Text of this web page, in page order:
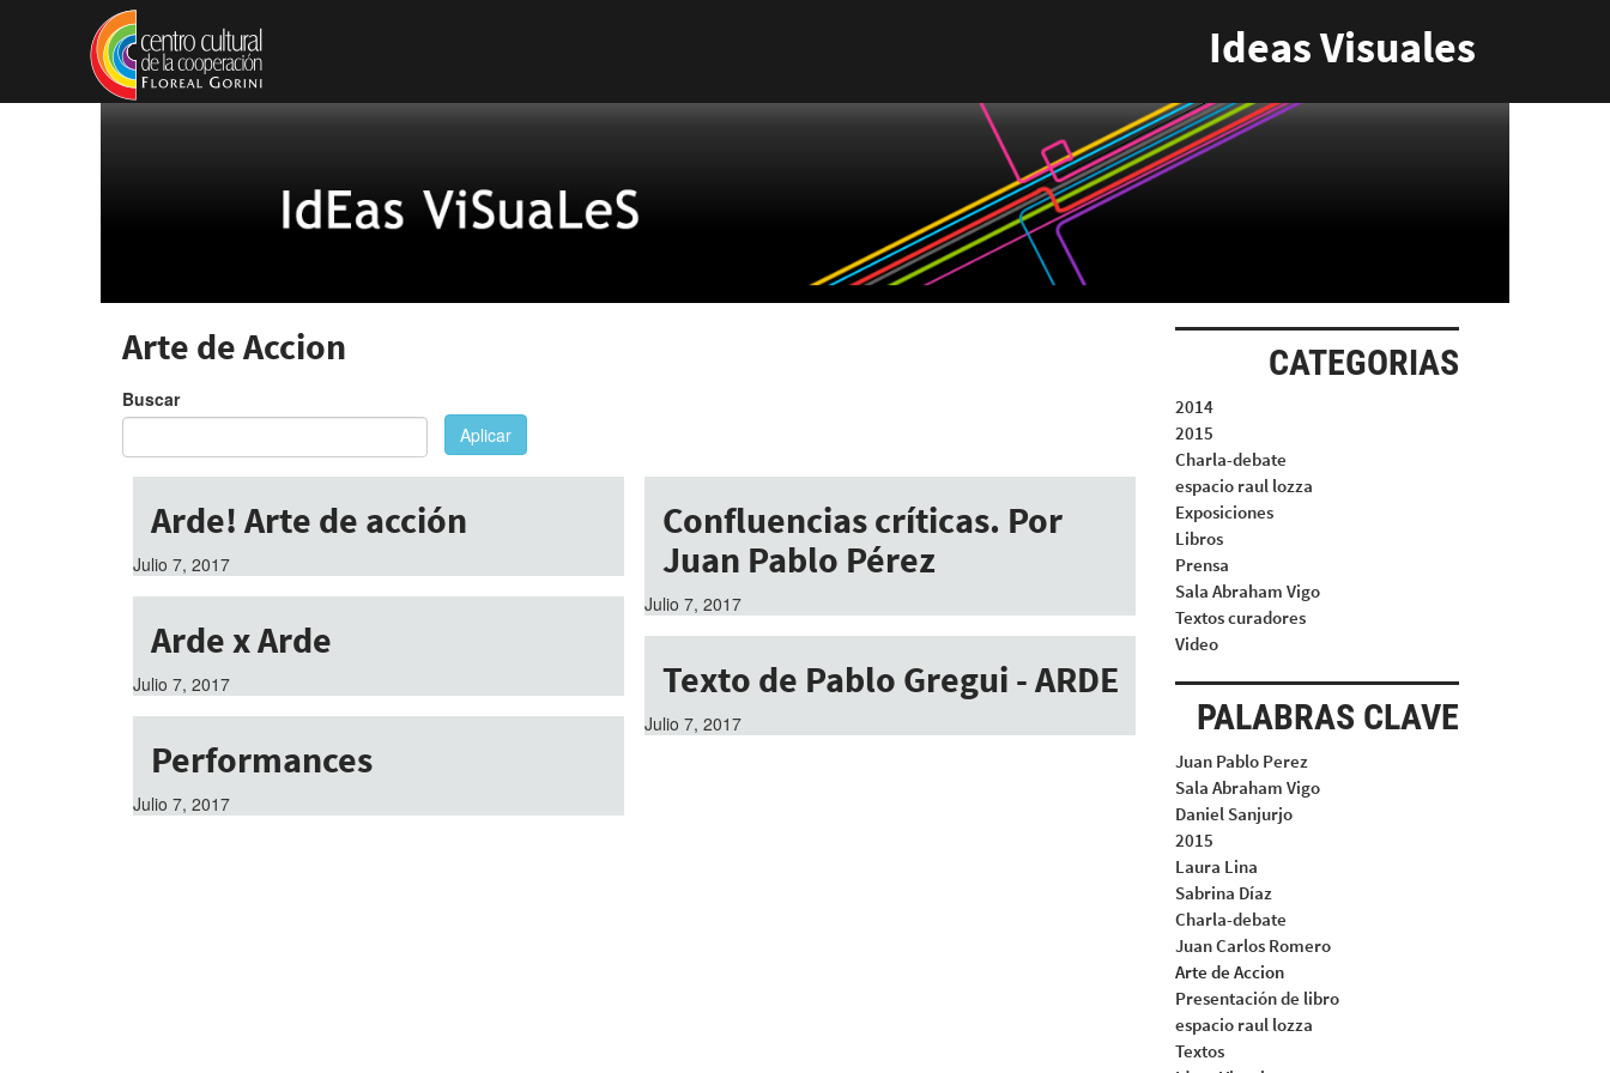
Pasar al contenido principal
Ideas Visuales
Arte de Accion
Buscar
Aplicar
Arde! Arte de acción
Julio 7, 2017
Confluencias críticas. Por
Juan Pablo Pérez
Julio 7, 2017
Arde x Arde
Julio 7, 2017 Texto de Pablo Gregui - ARDE
Julio 7, 2017
Performances
Julio 7, 2017
CATEGORIAS
2014
2015
Charla-debate
espacio raul lozza
Exposiciones
Libros
Prensa
Sala Abraham Vigo
Textos curadores
Video
PALABRAS CLAVE
Juan Pablo Perez
Sala Abraham Vigo
Daniel Sanjurjo
2015
Laura Lina
Sabrina Díaz
Charla-debate
Juan Carlos Romero
Arte de Accion
Presentación de libro
espacio raul lozza
Textos